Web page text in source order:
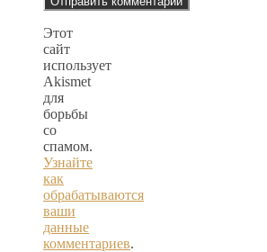
Этот
сайт
использует
Akismet
для
борьбы
со
спамом.
Узнайте
как
обрабатываются
ваши
данные
комментариев.